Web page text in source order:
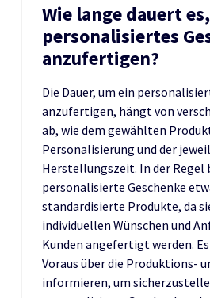
Wie lange dauert
personalisiertes
anzufertigen?
Die Dauer, um ein
anzufertigen, hängt von
ab, wie dem gewählten
Personalisierung und der
Herstellungszeit. In der Regel
personalisierte Geschenke
standardisierte Produkte, da
individuellen Wünschen und
Kunden angefertigt werden.
Voraus über die Produktions-
informieren, um